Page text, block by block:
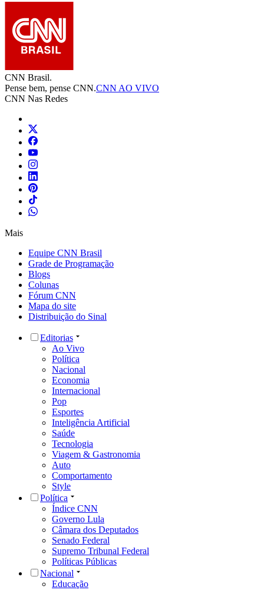
CNN Brasil.
Pense bem, pense CNN.CNN AO VIVO
CNN Nas Redes
Mais
Equipe CNN Brasil
Grade de Programação
Blogs
Colunas
Fórum CNN
Mapa do site
Distribuição do Sinal
Editorias
Ao Vivo
Política
Nacional
Economia
Internacional
Pop
Esportes
Inteligência Artificial
Saúde
Tecnologia
Viagem & Gastronomia
Auto
Comportamento
Style
Política
Índice CNN
Governo Lula
Câmara dos Deputados
Senado Federal
Supremo Tribunal Federal
Políticas Públicas
Nacional
Educação